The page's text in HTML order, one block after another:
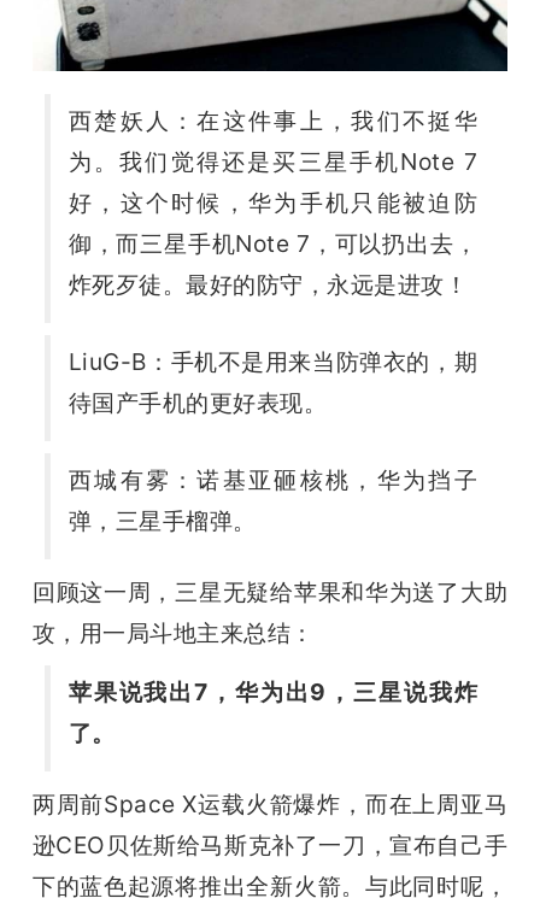
西楚妖人：在这件事上，我们不挺华
为。我们觉得还是买三星手机Note 7
好，这个时候，华为手机只能被迫防
御，而三星手机Note 7，可以扔出去，
炸死歹徒。最好的防守，永远是进攻！
LiuG-B：手机不是用来当防弹衣的，期
待国产手机的更好表现。
西城有雾：诺基亚砸核桃，华为挡子
弹，三星手榴弹。
回顾这一周，三星无疑给苹果和华为送了大助
攻，用一局斗地主来总结：
苹果说我出7，华为出9，三星说我炸
了。
两周前Space X运载火箭爆炸，而在上周亚马
逊CEO贝佐斯给马斯克补了一刀，宣布自己手
下的蓝色起源将推出全新火箭。与此同时呢，